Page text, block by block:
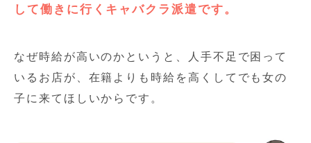
して働きに行くキャバクラ派遣です。
なぜ時給が高いのかというと、人手不足で困って
いるお店が、在籍よりも時給を高くしてでも女の
子に来てほしいからです。